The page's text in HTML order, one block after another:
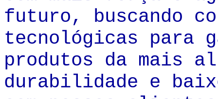
futuro, buscando
tecnológicas para
produtos da mais
durabilidade e